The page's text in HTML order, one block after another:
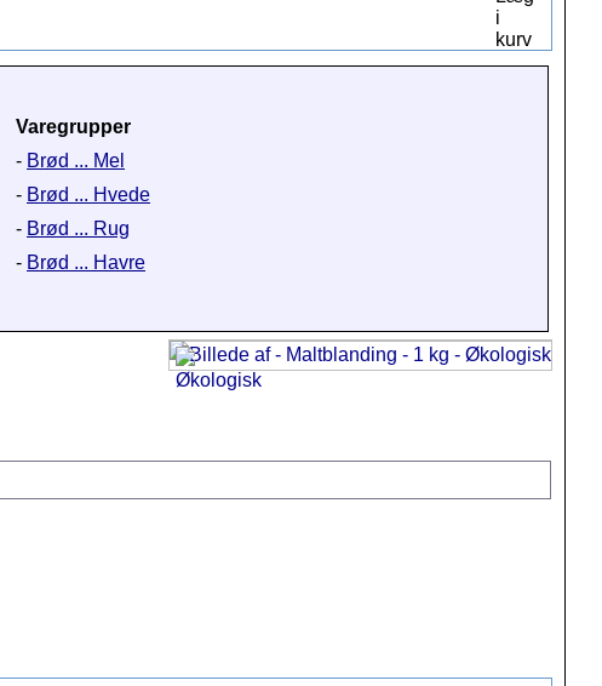
Varegrupper
- Brød ... Mel
- Brød ... Hvede
- Brød ... Rug
- Brød ... Havre